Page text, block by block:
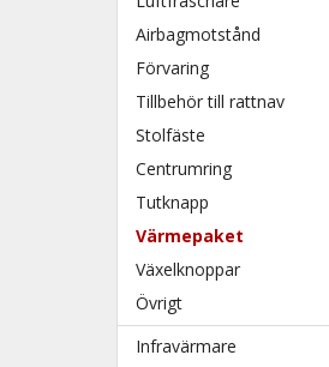
Airbagmotstånd
Förvaring
Tillbehör till rattnav
Stolfäste
Centrumring
Tutknapp
Värmepaket
Växelknoppar
Övrigt
Infravärmare